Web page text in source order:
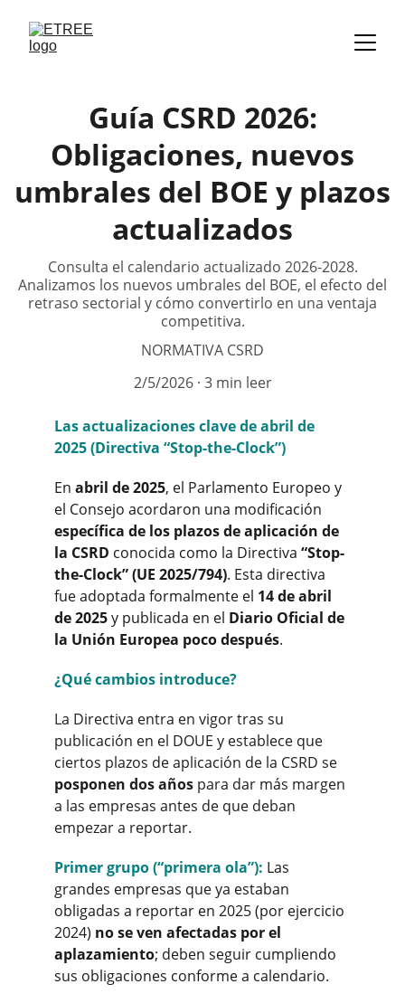
Guía CSRD 2026:
Obligaciones, nuevos
umbrales del BOE y plazos
actualizados
Consulta el calendario actualizado 2026-2028.
Analizamos los nuevos umbrales del BOE, el efecto del
retraso sectorial y cómo convertirlo en una ventaja
competitiva.
NORMATIVA CSRD
2/5/2026 3 min leer
Las actualizaciones clave de abril de
2025 (Directiva “Stop-the-Clock”)
En abril de 2025, el Parlamento Europeo y
el Consejo acordaron una modificación
específica de los plazos de aplicación de
la CSRD conocida como la Directiva “Stop-
the-Clock” (UE 2025/794). Esta directiva
fue adoptada formalmente el 14 de abril
de 2025 y publicada en el Diario Oficial de
la Unión Europea poco después.
¿Qué cambios introduce?
La Directiva entra en vigor tras su
publicación en el DOUE y establece que
ciertos plazos de aplicación de la CSRD se
posponen dos años para dar más margen
a las empresas antes de que deban
empezar a reportar.
Primer grupo (“primera ola”): Las
grandes empresas que ya estaban
obligadas a reportar en 2025 (por ejercicio
2024) no se ven afectadas por el
aplazamiento; deben seguir cumpliendo
sus obligaciones conforme a calendario.